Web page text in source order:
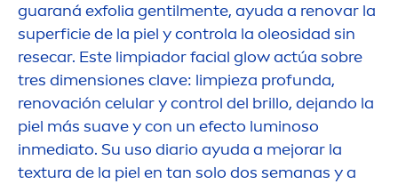
guaraná exfolia gentilmente, ayuda a renovar la
superficie de la piel y controla la oleosidad sin
resecar. Este limpiador facial glow actúa sobre
tres dimensiones clave: limpieza profunda,
renovación celular y control del brillo, dejando la
piel más suave y con un efecto luminoso
inmediato. Su uso diario ayuda a mejorar la
textura de la piel en tan solo dos semanas y a